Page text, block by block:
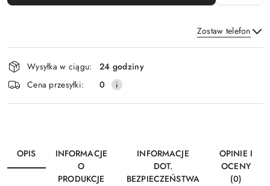
Zostaw telefon
Wyślij
Dostępność
i
dostawa
Wysyłka w ciągu:
24 godziny
Cena przesyłki:
0
OPIS
INFORMACJE
O
PRODUKCJE
INFORMACJE
DOT.
BEZPIECZEŃSTWA
OPINIE I
OCENY
(0)